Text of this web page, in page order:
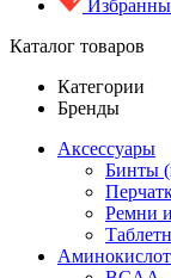
Каталог товаров
Категории
Бренды
Аксессуары
Бинты
Ремни